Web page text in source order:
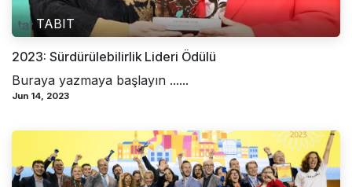
TABIT
2023: Sürdürülebilirlik Lideri Ödülü
Buraya yazmaya başlayın ......
Jun 14, 2023